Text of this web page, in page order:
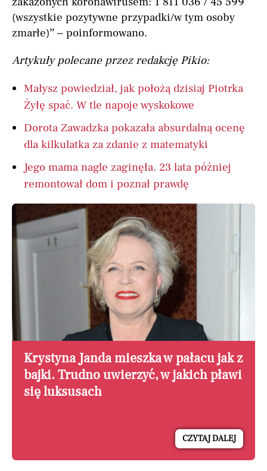
(wszystkie pozytywne przypadki/w tym osoby
zmarłe)” – poinformowano.
Artykuły polecane przez redakcję Pikio:
Małysz powiedział, jak położą dzisiaj Piotrka
Żyłę spać. W tle napoje wyskokowe
Dorota Zawadzka pokazała absurdalną ocenę
dla kilkulatka za zdanie z matematyki
Jego mama nagle zaginęła. 23 lata później
remontował dom i poznał prawdę
Krystyna Janda mieszka w pałacu jak z
bajki. Trudno uwierzyć, w jakich pławi
się luksusach
CZYTAJ DALEJ